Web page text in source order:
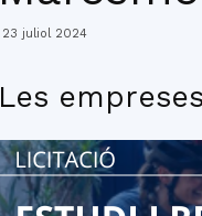
23 juliol 2024
Les